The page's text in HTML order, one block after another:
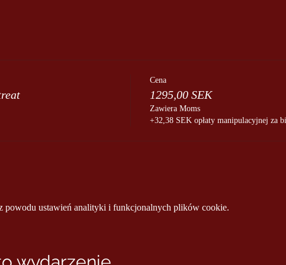
Cena
1295,00 SEK
Zawiera Moms
+32,38 SEK opłaty manipulacyjnej za
powodu ustawień analityki i funkcjonalnych plików cookie.